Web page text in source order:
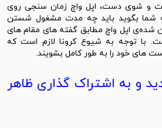
شوی دست، اپل واچ زمان ‌سنجی روی
بگوید باید چه مدت مشغول شستن
اپل واچ مطابق گفته‌ های مقام ‌های
با توجه به شیوع کرونا لازم است که
و به اشتراک گذاری ظاهر